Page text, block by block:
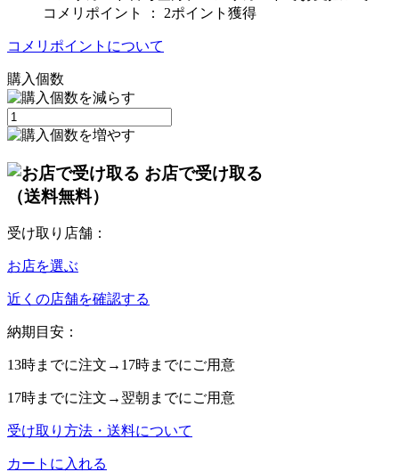
コメリポイント ： 2ポイント獲得
コメリポイントについて
購入個数
お店で受け取る
（送料無料）
受け取り店舗：
お店を選ぶ
近くの店舗を確認する
納期目安：
13時までに注文→ 17時までにご用意
17時までに注文→ 翌朝 までにご用意
受け取り方法・送料について
カートに入れる